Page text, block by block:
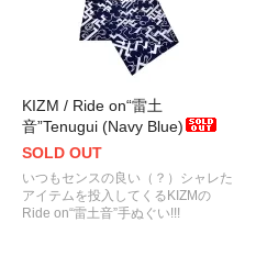
KIZM / Ride on“雷土
音”Tenugui (Navy Blue)
SOLD OUT
いつもセンスの良い（？）シャレた
アイテムを投入してくるKIZMの
Ride on“雷土音”手ぬぐい!!!